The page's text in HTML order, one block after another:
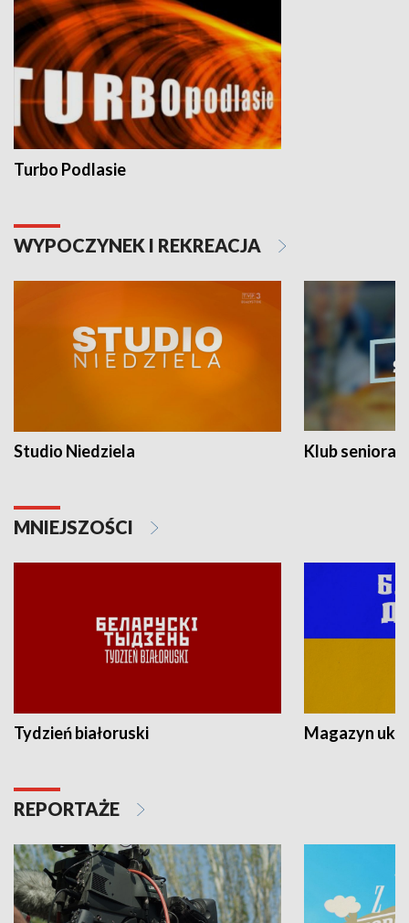
Turbo Podlasie
WYPOCZYNEK I REKREACJA
Studio Niedziela Klub seniora
MNIEJSZOŚCI
Tydzień białoruski Magazyn
REPORTAŻE